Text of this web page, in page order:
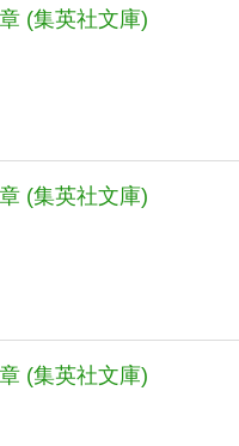
(集英社文庫)
(集英社文庫)
(集英社文庫)